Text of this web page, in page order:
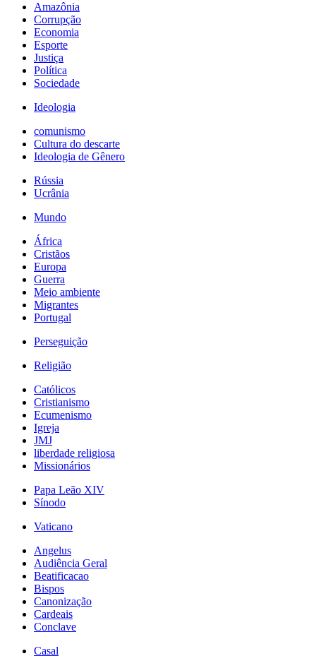
Amazônia
Corrupção
Economia
Esporte
Justiça
Política
Sociedade
Ideologia
comunismo
Cultura do descarte
Ideologia de Gênero
Rússia
Ucrânia
Mundo
África
Cristãos
Europa
Guerra
Meio ambiente
Migrantes
Portugal
Perseguição
Religião
Católicos
Cristianismo
Ecumenismo
Igreja
JMJ
liberdade religiosa
Missionários
Papa Leão XIV
Sínodo
Vaticano
Angelus
Audiência Geral
Beatificacao
Bispos
Canonização
Cardeais
Conclave
Casal